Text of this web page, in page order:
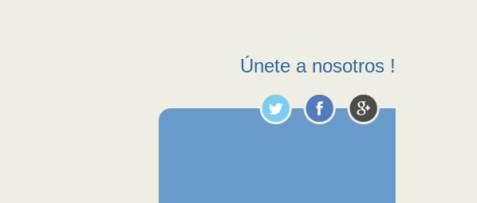
Únete a nosotros !